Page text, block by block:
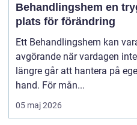
Behandlingshem en trygg
plats för förändring
Ett Behandlingshem kan
avgörande när vardagen inte
längre går att hantera på
hand. För mån...
05 maj 2026